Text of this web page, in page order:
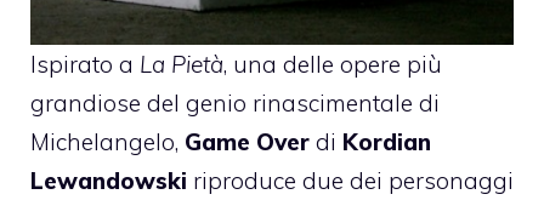
Ispirato a La Pietà, una delle opere più
grandiose del genio rinascimentale di
Michelangelo, Game Over di Kordian
Lewandowski riproduce due dei personaggi